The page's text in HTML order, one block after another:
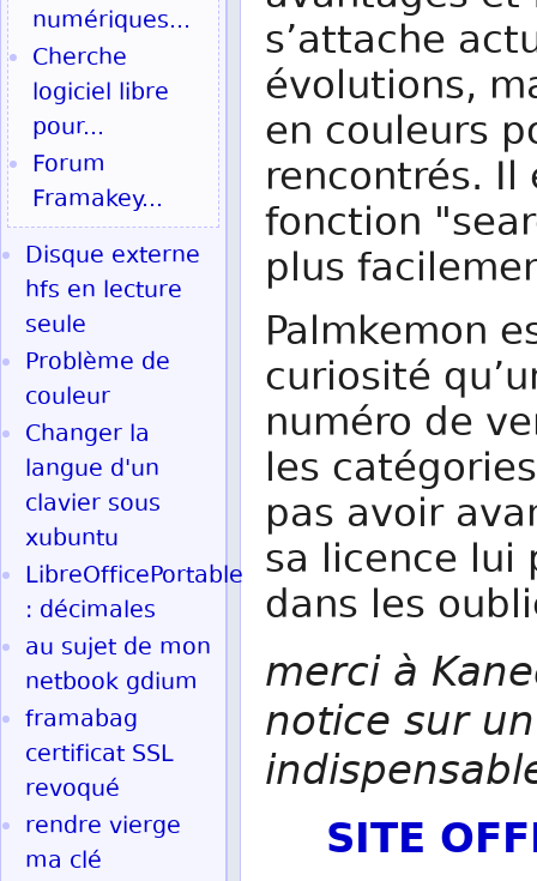
s’attache
évolutions,
en couleurs
rencontrés. Il
fonction
plus
Palmkemon
curiosité
numéro de
les
pas avoir
sa licence lui
dans les
merci à
notice sur
SITE
numériques...
Cherche
logiciel libre
pour...
Forum
Framakey...
Disque externe
hfs en lecture
seule
Problème de
couleur
Changer la
langue d'un
clavier sous
xubuntu
LibreOfficePortable
: décimales
au sujet de mon
netbook gdium
framabag
certificat SSL
revoqué
rendre vierge
ma clé